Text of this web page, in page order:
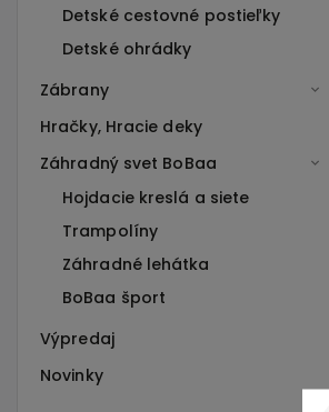
Detské cestovné postieľky
Detské ohrádky
Zábrany
Hračky, Hracie deky
Záhradný svet BoBaa
Hojdacie kreslá a siete
Trampolíny
Záhradné lehátka
BoBaa šport
Výpredaj
Novinky